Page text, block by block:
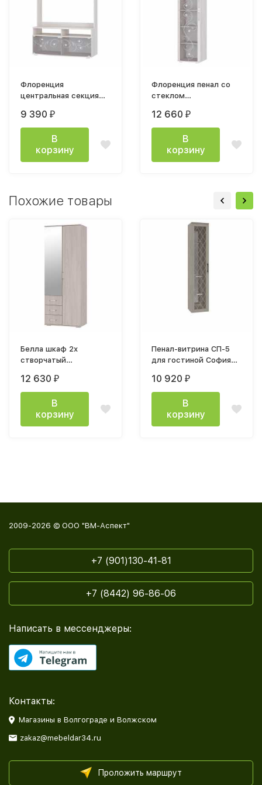
Флоренция
центральная секция
белый
9 390 ₽
В
корзину
Флоренция пенал со
стеклом
ясень белый
12 660 ₽
В
корзину
Похожие товары
Белла шкаф 2х
створчатый
ясень белый
12 630 ₽
В
корзину
Пенал-витрина СП-5
для гостиной София
10 920 ₽
В
корзину
2009-2026 © ООО "ВМ-Аспект"
+7 (901)130-41-81
+7 (8442) 96-86-06
Написать в мессенджеры:
Контакты:
Магазины в Волгограде и Волжском
zakaz@mebeldar34.ru
Проложить маршрут